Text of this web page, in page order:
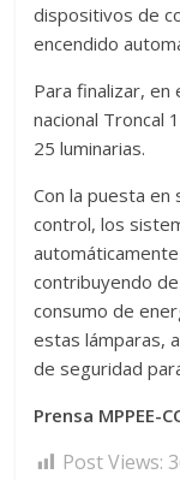
dispositivos de
encendido
Para finalizar,
nacional Troncal
25 luminarias.
Con la puesta
control, los
contribuyendo
consumo de
estas lámparas,
de seguridad
Prensa MPPEE-
Post Views: